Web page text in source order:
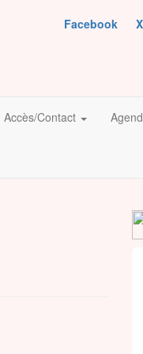
Facebook X
Accès/Contact